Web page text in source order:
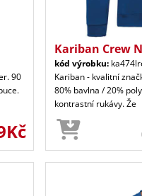
90
Kariban Crew
kód výrobku:
Kariban - kvalitní
80% bavlna / 20%
kontrastní rukávy. Že